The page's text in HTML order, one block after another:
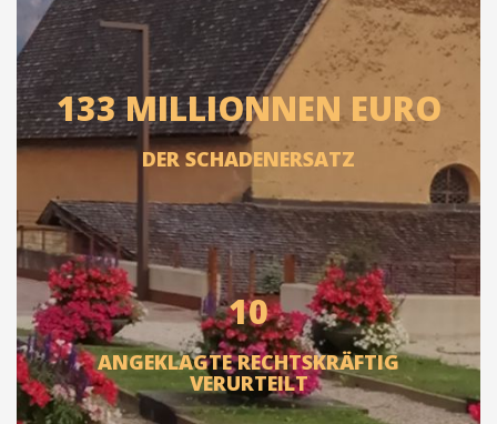
133 MILLIONNEN EURO
DER SCHADENERSATZ
10
ANGEKLAGTE RECHTSKRÄFTIG
VERURTEILT